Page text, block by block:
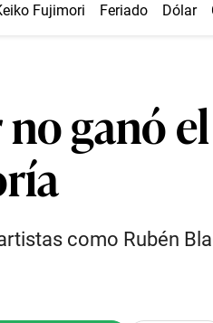
Fujimori Feriado Dólar
ganó
como Rubén